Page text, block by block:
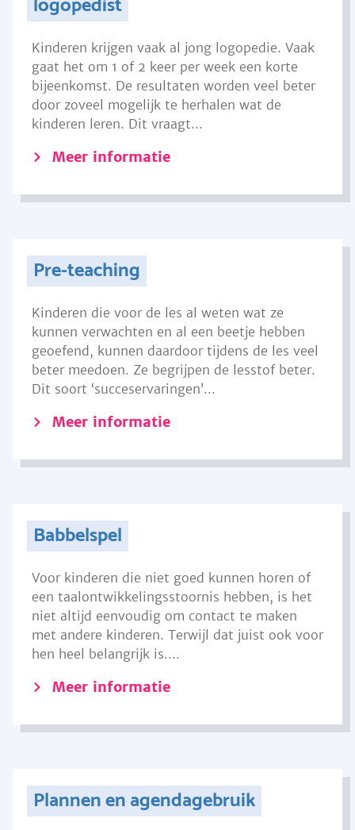
Kinderen krijgen vaak al jong logopedie. Vaak
gaat het om 1 of 2 keer per week een korte
bijeenkomst. De resultaten worden veel beter
door zoveel mogelijk te herhalen wat de
kinderen leren. Dit vraagt...
Meer informatie
Pre-teaching
Kinderen die voor de les al weten wat ze
kunnen verwachten en al een beetje hebben
geoefend, kunnen daardoor tijdens de les veel
beter meedoen. Ze begrijpen de lesstof beter.
Dit soort ‘succeservaringen’...
Meer informatie
Babbelspel
Voor kinderen die niet goed kunnen horen of
een taalontwikkelingsstoornis hebben, is het
niet altijd eenvoudig om contact te maken
met andere kinderen. Terwijl dat juist ook voor
hen heel belangrijk is....
Meer informatie
Plannen en agendagebruik